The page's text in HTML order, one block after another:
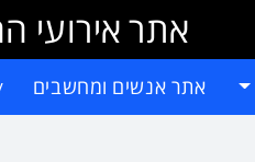
אתר אירועי
אתר אנשים ומחשבים